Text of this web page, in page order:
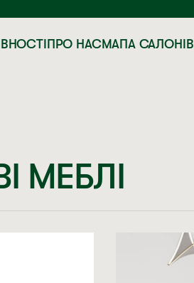
ПРО НАСМАПА САЛОНІВ
МЕБЛІ